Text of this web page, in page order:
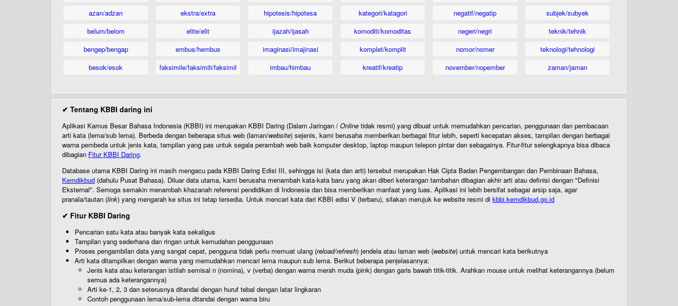
azan/adzan
belum/belom
bengep/bengap
besok/esok
ekstra/extra
elite/elit
embus/hembus
faksimile/faksimili/faksimil
hipotesis/hipotesa
ijazah/ijasah
imaginasi/imajinasi
imbau/himbau
kategori/katagori
komoditi/komoditas
komplet/komplit
kreatif/kreatip
negatif/negatip
negeri/negri
nomor/nomer
november/nopember
subjek/subyek
teknik/tehnik
teknologi/tehnologi
zaman/jaman
✔ Tentang KBBI daring ini
Aplikasi Kamus Besar Bahasa Indonesia (KBBI) ini merupakan KBBI Daring (Dalam Jaringan / Online tidak resmi) yang dibuat untuk memudahkan pencarian, penggunaan dan pembacaan
arti kata (lema/sub lema). Berbeda dengan beberapa situs web (laman/website) sejenis, kami berusaha memberikan berbagai fitur lebih, seperti kecepatan akses, tampilan dengan berbagai
warna pembeda untuk jenis kata, tampilan yang pas untuk segala perambah web baik komputer desktop, laptop maupun telepon pintar dan sebagainya. Fitur-fitur selengkapnya bisa dibaca
dibagian Fitur KBBI Daring.
Database utama KBBI Daring ini masih mengacu pada KBBI Daring Edisi III, sehingga isi (kata dan arti) tersebut merupakan Hak Cipta Badan Pengembangan dan Pembinaan Bahasa,
Kemdikbud (dahulu Pusat Bahasa). Diluar data utama, kami berusaha menambah kata-kata baru yang akan diberi keterangan tambahan dibagian akhir arti atau definisi dengan "Definisi
Eksternal". Semoga semakin menambah khazanah referensi pendidikan di Indonesia dan bisa memberikan manfaat yang luas. Aplikasi ini lebih bersifat sebagai arsip saja, agar
pranala/tautan (link) yang mengarah ke situs ini tetap tersedia. Untuk mencari kata dari KBBI edisi V (terbaru), silakan merujuk ke website resmi di kbbi.kemdikbud.go.id
✔ Fitur KBBI Daring
Pencarian satu kata atau banyak kata sekaligus
Tampilan yang sederhana dan ringan untuk kemudahan penggunaan
Proses pengambilan data yang sangat cepat, pengguna tidak perlu memuat ulang (reload/refresh) jendela atau laman web (website) untuk mencari kata berikutnya
Arti kata ditampilkan dengan warna yang memudahkan mencari lema maupun sub lema. Berikut beberapa penjelasannya:
Jenis kata atau keterangan istilah semisal n (nomina), v (verba) dengan warna merah muda (pink) dengan garis bawah titik-titik. Arahkan mouse untuk melihat keterangannya (belum
semua ada keterangannya)
Arti ke-1, 2, 3 dan seterusnya ditandai dengan huruf tebal dengan latar lingkaran
Contoh penggunaan lema/sub-lema ditandai dengan warna biru